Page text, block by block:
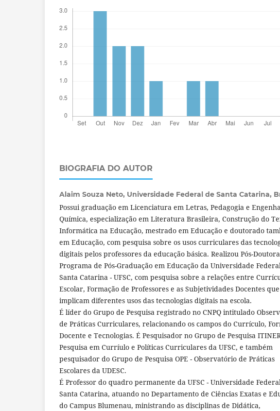
BIOGRAFIA DO AUTOR
Alaim Souza Neto, Universidade Federal de Santa Catarina,
Possui graduação em Licenciatura em Letras, Pedagogia e
Química, especialização em Literatura Brasileira, Construção do
Informática na Educação, mestrado em Educação e doutorado
em Educação, com pesquisa sobre os usos curriculares das
digitais pelos professores da educação básica. Realizou Pós-
Programa de Pós-Graduação em Educação da Universidade
Santa Catarina - UFSC, com pesquisa sobre a relações entre
Escolar, Formação de Professores e as Subjetividades Docentes que
implicam diferentes usos das tecnologias digitais na escola.
É líder do Grupo de Pesquisa registrado no CNPQ intitulado
de Práticas Curriculares, relacionando os campos do Currículo,
Docente e Tecnologias. É Pesquisador no Grupo de Pesquisa
Pesquisa em Curríulo e Políticas Curriculares da UFSC, e também
pesquisador do Grupo de Pesquisa OPE - Observatório de Práticas
Escolares da UDESC.
É Professor do quadro permanente da UFSC - Universidade
Santa Catarina, atuando no Departamento de Ciências Exatas e
do Campus Blumenau, ministrando as disciplinas de Didática,